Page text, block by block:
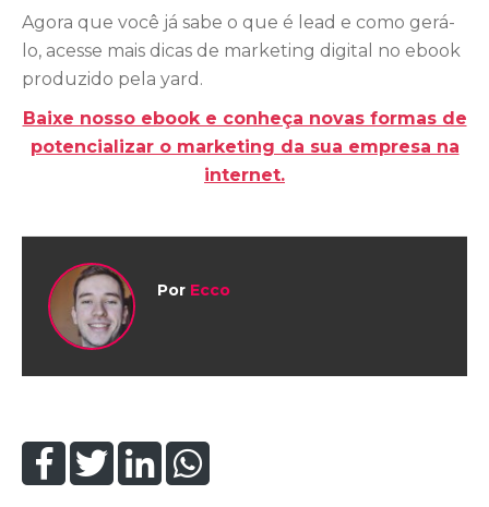
Agora que você já sabe o que é lead e como gerá-
lo, acesse mais dicas de marketing digital no ebook
produzido pela yard.
Baixe nosso ebook e conheça novas formas de
potencializar o marketing da sua empresa na
internet.
Por Ecco